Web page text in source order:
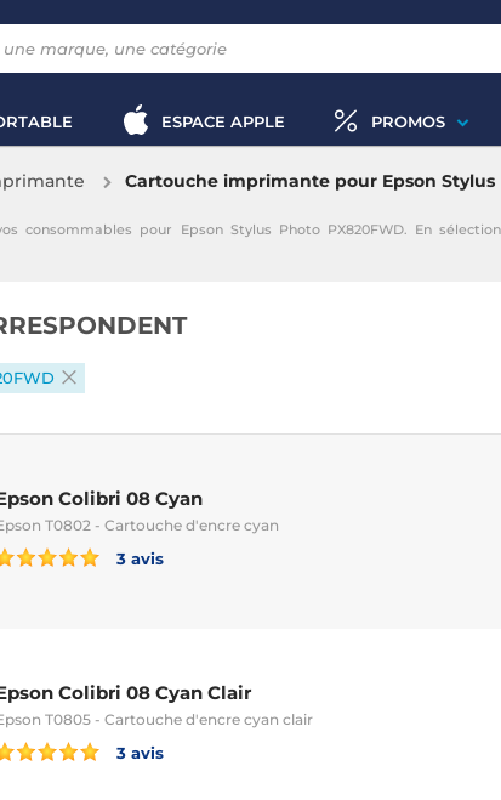
ESPACE APPLE PROMOS
Cartouche imprimante pour Epson Stylus
consommables pour Epson Stylus Photo PX820FWD. En
Colibri 08 Cyan
T0802 - Cartouche d'encre cyan
3 avis
Colibri 08 Cyan Clair
T0805 - Cartouche d'encre cyan clair
3 avis